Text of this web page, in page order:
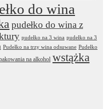
do wina
pudełko do wina z
pudełko na 3 wina pudełko na 3
Pudełko na trzy wina odsuwane Pudełko
na alkohol wstążka